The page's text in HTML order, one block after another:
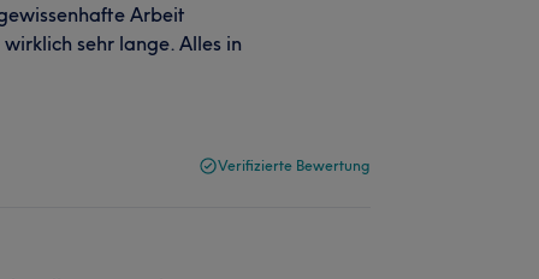
Arbeit
sehr lange. Alles in
Verifizierte Bewertung